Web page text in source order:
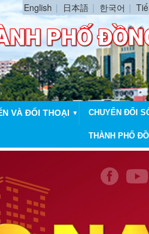
English 日本語 한국어
VÀ ĐỐI THOẠI ▼ CHUYỂN ĐỔI
THÀNH PHỐ